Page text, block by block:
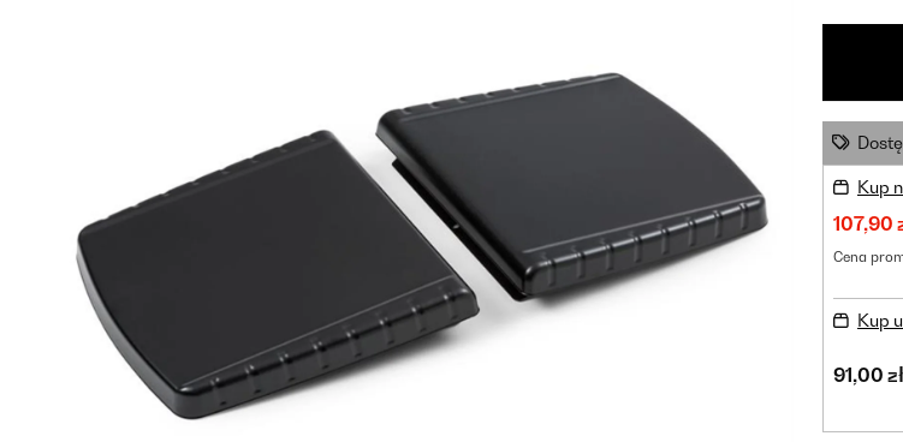
Kup
107,90
Cena
Kup
91,00 zł